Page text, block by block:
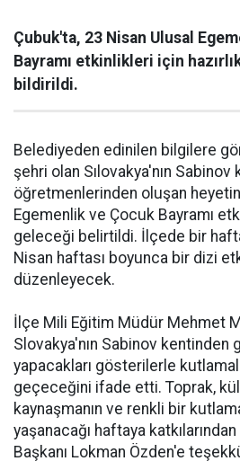
Çubuk'ta, 23 Nisan Ulusal
Bayramı etkinlikleri için
bildirildi.
Belediyeden edinilen bilgilere
şehri olan Sılovakya'nın
öğretmenlerinden oluşan
Egemenlik ve Çocuk Bayramı
geleceği belirtildi. İlçede bir
Nisan haftası boyunca bir dizi
düzenleyecek.
İlçe Mili Eğitim Müdür Mehmet
Slovakya'nın Sabinov
yapacakları gösterilerle
geçeceğini ifade etti. Toprak,
kaynaşmanın ve renkli bir
yaşanacağı haftaya
Başkanı Lokman Özden'e